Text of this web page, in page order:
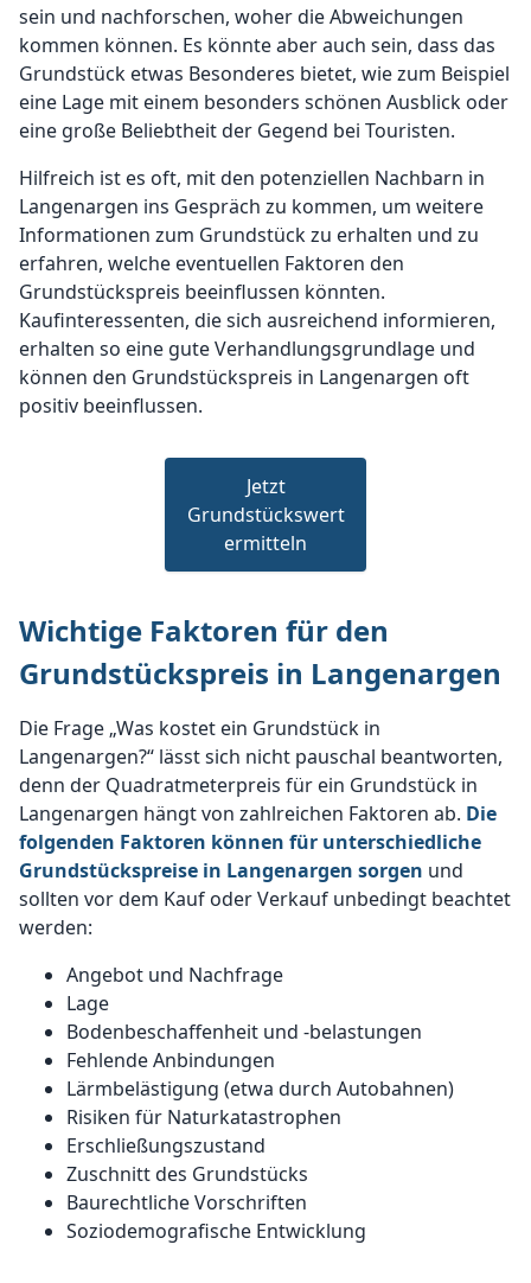
sein und nachforschen, woher die Abweichungen
kommen können. Es könnte aber auch sein, dass das
Grundstück etwas Besonderes bietet, wie zum Beispiel
eine Lage mit einem besonders schönen Ausblick oder
eine große Beliebtheit der Gegend bei Touristen.
Hilfreich ist es oft, mit den potenziellen Nachbarn in
Langenargen ins Gespräch zu kommen, um weitere
Informationen zum Grundstück zu erhalten und zu
erfahren, welche eventuellen Faktoren den
Grundstückspreis beeinflussen könnten.
Kaufinteressenten, die sich ausreichend informieren,
erhalten so eine gute Verhandlungsgrundlage und
können den Grundstückspreis in Langenargen oft
positiv beeinflussen.
Jetzt
Grundstückswert
ermitteln
Wichtige Faktoren für den
Grundstückspreis in Langenargen
Die Frage „Was kostet ein Grundstück in
Langenargen?“ lässt sich nicht pauschal beantworten,
denn der Quadratmeterpreis für ein Grundstück in
Langenargen hängt von zahlreichen Faktoren ab. Die
folgenden Faktoren können für unterschiedliche
Grundstückspreise in Langenargen sorgen und
sollten vor dem Kauf oder Verkauf unbedingt beachtet
werden:
Angebot und Nachfrage
Lage
Bodenbeschaffenheit und -belastungen
Fehlende Anbindungen
Lärmbelästigung (etwa durch Autobahnen)
Risiken für Naturkatastrophen
Erschließungszustand
Zuschnitt des Grundstücks
Baurechtliche Vorschriften
Soziodemografische Entwicklung